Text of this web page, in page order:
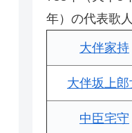
年）の代表歌人
大伴家持
大伴坂上郎
中臣宅守